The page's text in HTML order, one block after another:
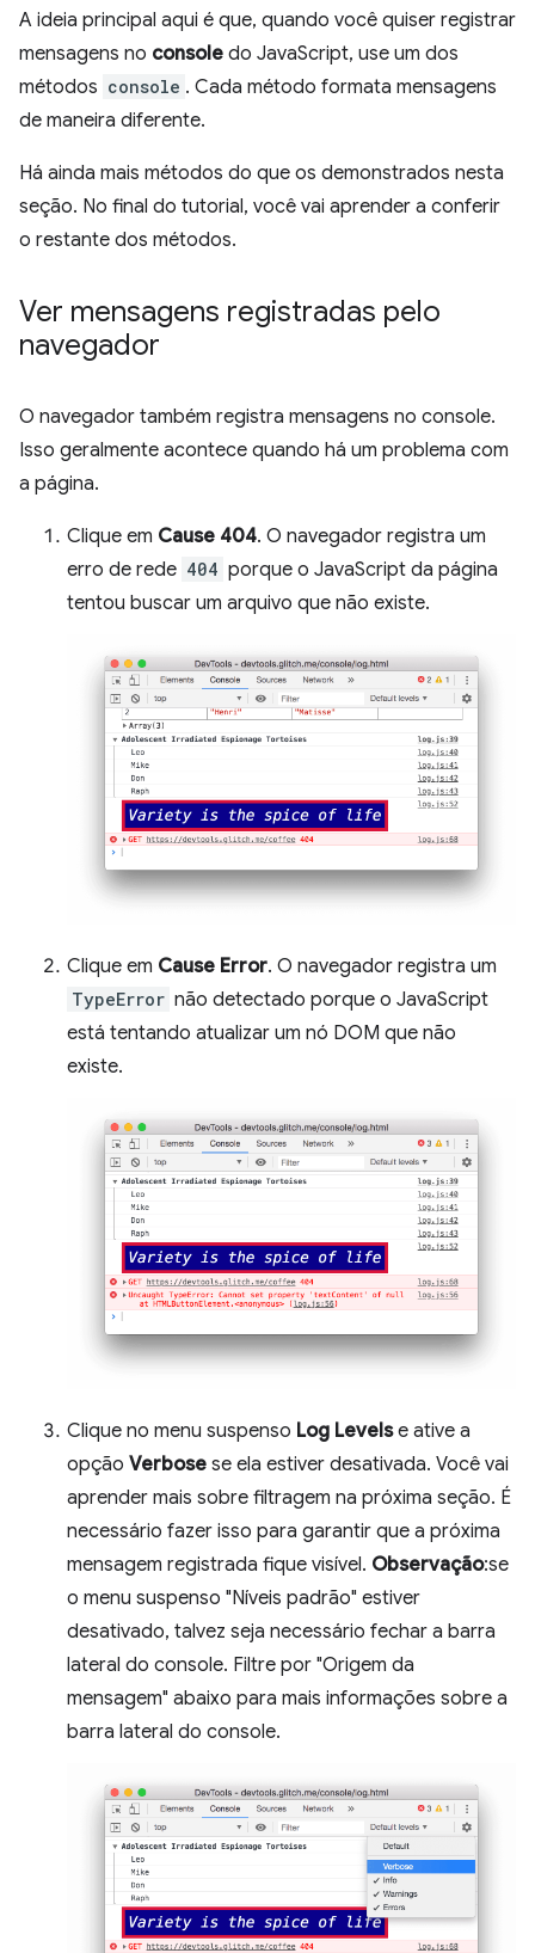
A ideia principal aqui é que, quando você quiser registrar
mensagens no console do JavaScript, use um dos
métodos console . Cada método formata mensagens
de maneira diferente.
Há ainda mais métodos do que os demonstrados nesta
seção. No final do tutorial, você vai aprender a conferir
o restante dos métodos.
Ver mensagens registradas pelo
navegador
O navegador também registra mensagens no console.
Isso geralmente acontece quando há um problema com
a página.
Clique em Cause 404. O navegador registra um
erro de rede 404 porque o JavaScript da página
tentou buscar um arquivo que não existe.
Clique em Cause Error. O navegador registra um
TypeError não detectado porque o JavaScript
está tentando atualizar um nó DOM que não
existe.
Clique no menu suspenso Log Levelse ative a
opção Verbose se ela estiver desativada. Você vai
aprender mais sobre filtragem na próxima seção. É
necessário fazer isso para garantir que a próxima
mensagem registrada fique visível. Observação:se
o menu suspenso "Níveis padrão" estiver
desativado, talvez seja necessário fechar a barra
lateral do console. Filtre por "Origem da
mensagem" abaixo para mais informações sobre a
barra lateral do console.